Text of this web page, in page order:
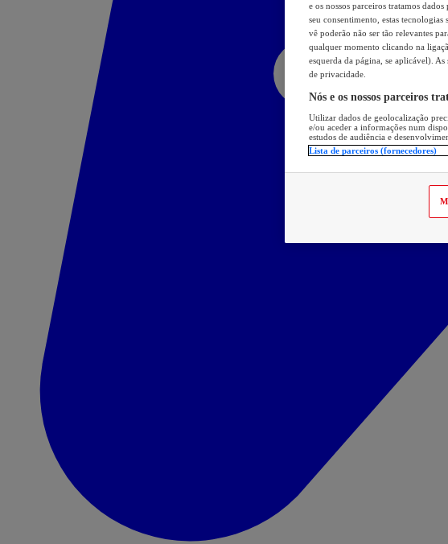
e os nossos parceiros tratamos
seu consentimento, estas tecnologias
vê poderão não ser tão relevantes
qualquer momento clicando na
esquerda da página, se aplicável).
de privacidade.
Nós e os nossos parceiros
Utilizar dados de geolocalização
e/ou aceder a informações num
estudos de audiência e
Lista de parceiros (fornecedores)